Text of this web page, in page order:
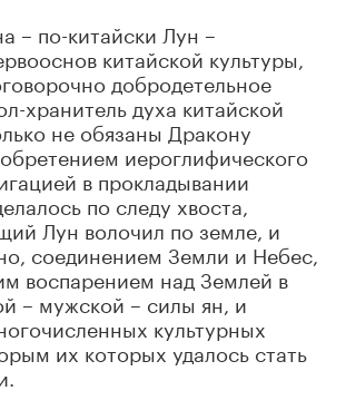
– по-китайски Лун –
китайской культуры,
добродетельное
хранитель духа китайской
не обязаны Дракону
иероглифического
в прокладывании
по следу хвоста,
Лун волочил по земле, и
соединением Земли и Небес,
воспарением над Землей в
– мужской – силы ян, и
культурных
их которых удалось стать